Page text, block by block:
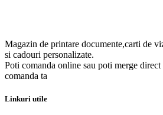
Magazin de printare documente,carti de
si cadouri personalizate.
Poti comanda online sau poti merge
comanda ta
Linkuri utile